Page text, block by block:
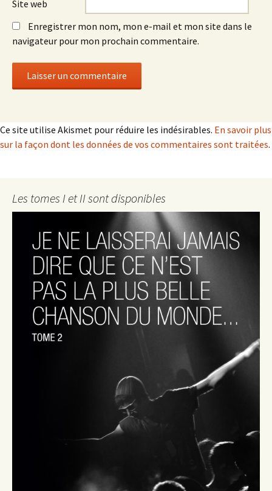
Site web
Enregistrer mon nom, mon e-mail et mon site dans le
navigateur pour mon prochain commentaire.
Ce site utilise Akismet pour réduire les indésirables. En savoir plus
sur la façon dont les données de vos commentaires sont traitées.
Les tomes I et II sont disponibles